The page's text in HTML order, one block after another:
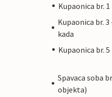
Kupaonica br.
Kupaonica br.
kada
Kupaonica br.
Spavaca soba
objekta)